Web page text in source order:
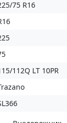
75 R16
112Q LT 10PR